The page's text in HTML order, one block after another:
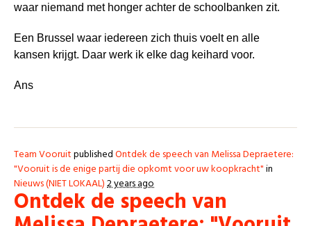
waar niemand met honger achter de schoolbanken zit.
Een Brussel waar iedereen zich thuis voelt en alle
kansen krijgt. Daar werk ik elke dag keihard voor.
Ans
Team VooruitpublishedOntdek de speech van Melissa Depraetere:
"Vooruit is de enige partij die opkomt voor uw koopkracht"in
Nieuws (NIET LOKAAL)2 years ago
Ontdek de speech van